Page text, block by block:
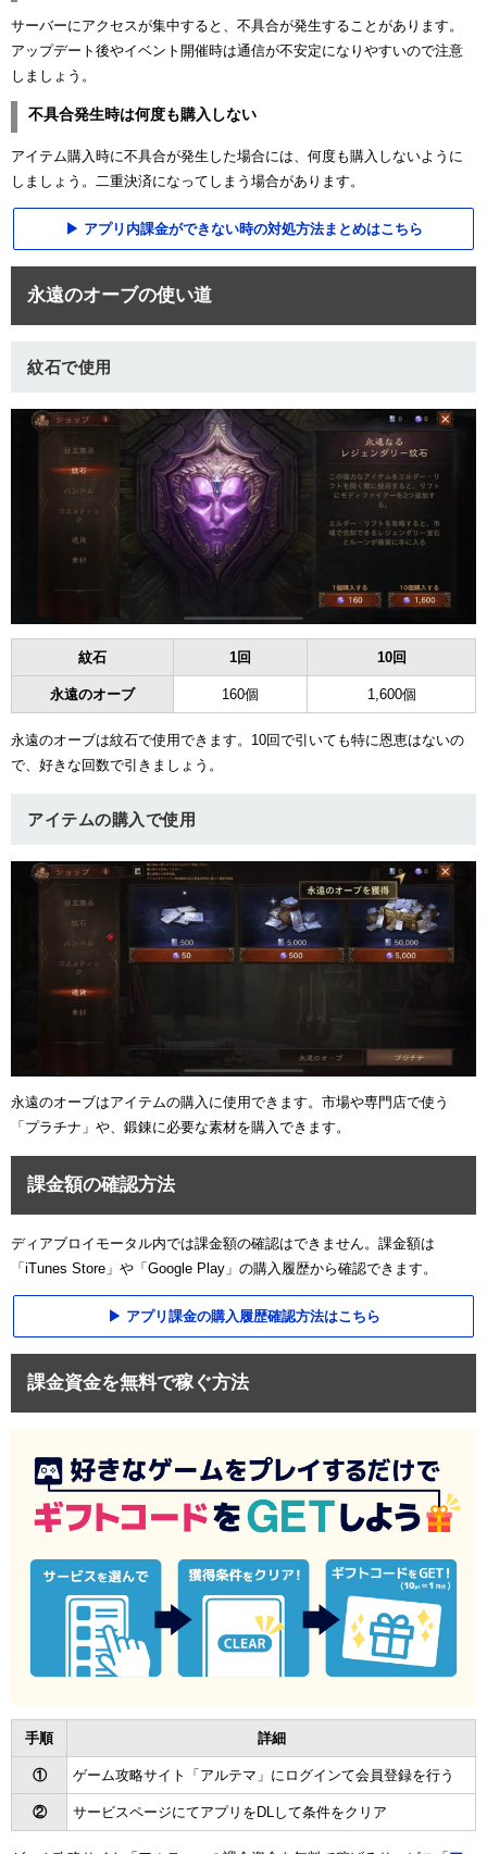
サーバーにアクセスが集中すると、不具合が発生することがあります。
アップデート後やイベント開催時は通信が不安定になりやすいので注意
しましょう。
不具合発生時は何度も購入しない
アイテム購入時に不具合が発生した場合には、何度も購入しないように
しましょう。二重決済になってしまう場合があります。
アプリ内課金ができない時の対処方法まとめはこちら
永遠のオーブの使い道
紋石で使用
紋石 1回 10回
永遠のオーブ 160個 1,600個
永遠のオーブは紋石で使用できます。10回で引いても特に恩恵はないの
で、好きな回数で引きましょう。
アイテムの購入で使用
永遠のオーブはアイテムの購入に使用できます。市場や専門店で使う
「プラチナ」や、鍛錬に必要な素材を購入できます。
課金額の確認方法
ディアブロイモータル内では課金額の確認はできません。課金額は
「iTunes Store」や「Google Play」の購入履歴から確認できます。
アプリ課金の購入履歴確認方法はこちら
課金資金を無料で稼ぐ方法
手順 詳細
① ゲーム攻略サイト「アルテマ」にログインて会員登録を行う
② サービスページにてアプリをDLして条件をクリア